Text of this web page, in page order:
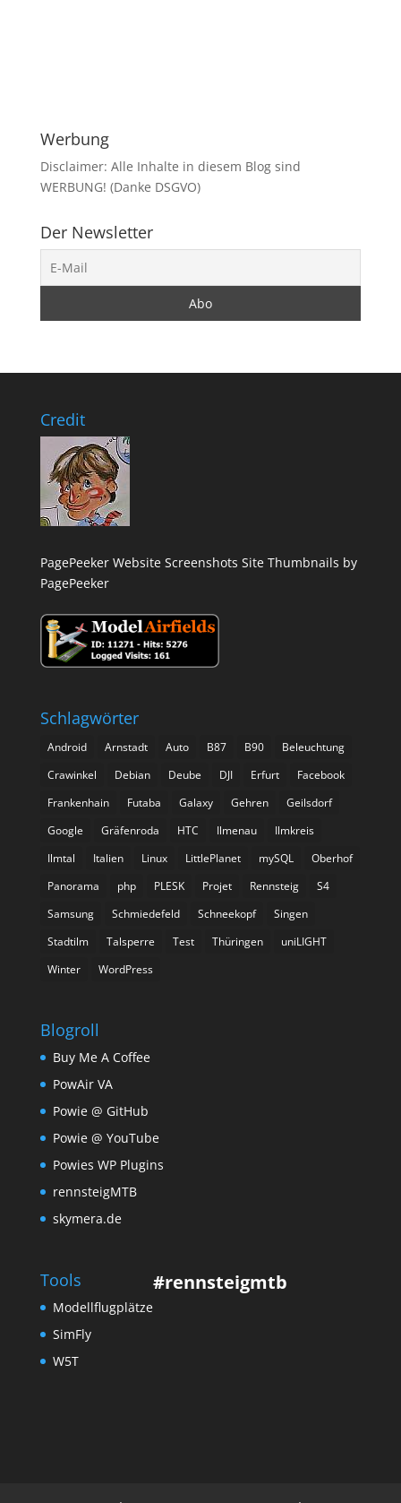
Werbung
Disclaimer: Alle Inhalte in diesem Blog sind
WERBUNG! (Danke DSGVO)
Der Newsletter
Credit
PagePeeker Website Screenshots Site Thumbnails by
PagePeeker
Schlagwörter
Android Arnstadt Auto B87 B90
Beleuchtung
Crawinkel
Debian Deube DJI Erfurt
Facebook
Frankenhain
Futaba Galaxy Gehren
Geilsdorf
Google
Gräfenroda HTC Ilmenau
Ilmkreis
Ilmtal
Italien Linux LittlePlanet mySQL
Oberhof
Panorama
php PLESK Projet Rennsteig
S4
Samsung
Schmiedefeld Schneekopf
Singen
Stadtilm
Talsperre Test Thüringen
uniLIGHT
Winter
WordPress
Blogroll
Buy Me A Coffee
PowAir VA
Powie @ GitHub
Powie @ YouTube
Powies WP Plugins
rennsteigMTB
skymera.de
Tools
Modellflugplätze
SimFly
W5T
#rennsteigmtb